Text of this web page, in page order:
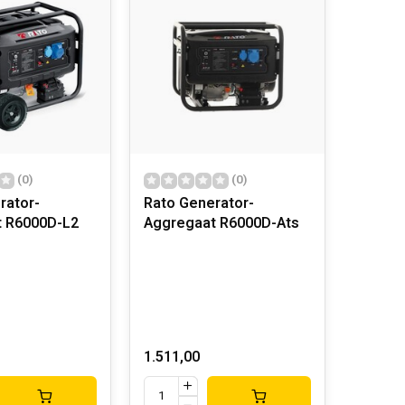
(0)
L2
(0)
Rato Generator-
Aggregaat R6000D-Ats
1.511,00